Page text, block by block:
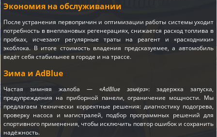
Экономия на обслуживании
После устранения первопричин и оптимизации работы системы уходит
потребность в внеплановых регенерациях, снижается расход топлива в
пробках, исчезают регулярные траты на реагент и «расходники»
экоблока. В итоге стоимость владения предсказуемее, а автомобиль
ведёт себя стабильнее в городе и на трассе.
Зима и AdBlue
Частая зимняя жалоба — «AdBlue замёрз»: задержка запуска,
предупреждения на приборной панели, ограничение мощности. Мы
предлагаем технически корректные решения: диагностику подогрева,
проверку насоса и магистралей, подбор программных решений для
спортивного применения, чтобы исключить повтор ошибок и сохранить
надёжность.